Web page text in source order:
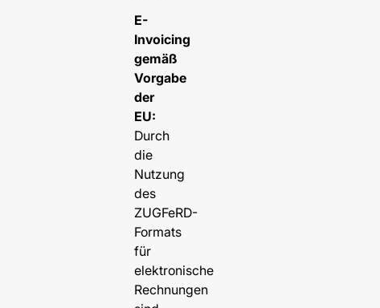
E-
Invoicing
gemäß
Vorgabe
der
EU:
Durch
die
Nutzung
des
ZUGFeRD-
Formats
für
elektronische
Rechnungen